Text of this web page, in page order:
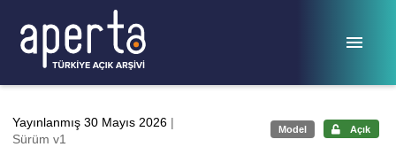
Yayınlanmış 30 Mayıs 2026 |
Sürüm v1
Model Açık